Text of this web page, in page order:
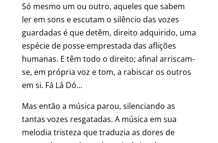
Só mesmo um ou outro, aqueles que sabem
ler em sons e escutam o silêncio das vozes
guardadas é que detêm, direito adquirido, uma
espécie de posse emprestada das aflições
humanas. E têm todo o direito; afinal arriscam-
se, em própria voz e tom, a rabiscar os outros
em si. Fá Lá Dó…
Mas então a música parou, silenciando as
tantas vozes resgatadas. A música em sua
melodia tristeza que traduzia as dores de